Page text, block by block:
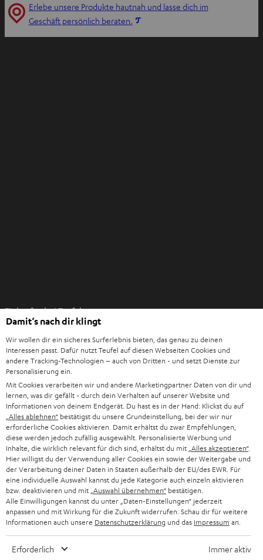
n
T
a
Erlebe unsere Produkte hautnah und lasse dich im
Geschäft persönlich beraten.
m
n
e
u
e
n
T
a
b
ö
n
e
n
Einkaufen bei Teufel
8 Wochen Rückgaberecht
Direkt vom Hersteller
7 Teufel Shops
Audio-Lexikon
Ratgeber
Wissen
Inside
Entertainment
Shop
Im neuen Tab öffnen
Kontakt
Newsletter
Netiquette
Daten-Einstellungen
Impressum
Damit‘s nach dir klingt
Wir wollen dir ein sicheres Surferlebnis bieten, das genau zu deinen
Interessen passt. Dafür nutzt Teufel auf diesen Webseiten Cookies und
andere Tracking-Technologien – auch von Dritten - und setzt Dienste zur
Personalisierung ein.
Mit Cookies verarbeiten wir und andere Marketingpartner Daten von dir und
lernen, was dir gefällt - durch dein Verhalten auf unserer Website und
Informationen von deinem Endgerät. Du hast es in der Hand: Klickst du auf
„Alles ablehnen“ bestätigst du unsere Grundeinstellung, bei der wir nur
erforderliche Cookies aktivieren. Damit erhältst du zwar Empfehlungen,
diese werden jedoch zufällig ausgewählt. Personalisierte Werbung und
Inhalte, die wirklich relevant für dich sind, erhältst du mit „Alles akzeptieren“.
Hier willigst du der Verwendung aller Cookies ein sowie der Weitergabe und
der Verarbeitung deiner Daten in Staaten außerhalb der EU/des EWR. Für
eine individuelle Auswahl kannst du jede Kategorie auch einzeln aktivieren
bzw. deaktivieren und mit „Auswahl übernehmen“ bestätigen.
Alle Einwilligungen kannst du unter „Daten-Einstellungen“ jederzeit
anpassen und mit Wirkung für die Zukunft widerrufen. Schau dir für weitere
Informationen auch unsere Datenschutzerklärung und das Impressum an.
Erforderlich Immer aktiv